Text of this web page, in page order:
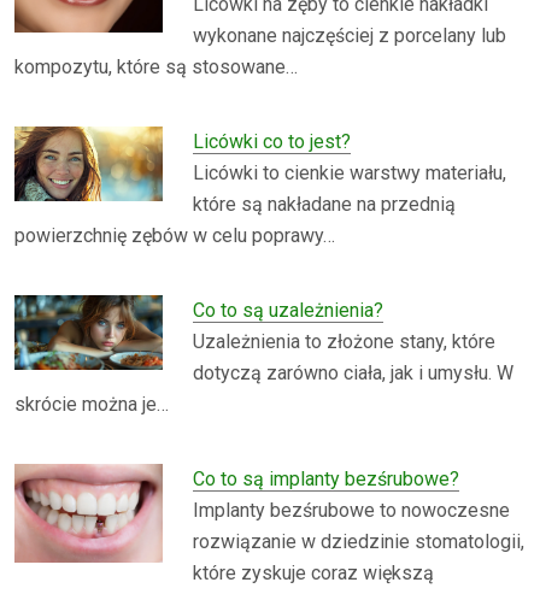
wykonane najczęściej z porcelany lub
kompozytu, które są stosowane…
Licówki co to jest?
Licówki to cienkie warstwy materiału,
które są nakładane na przednią
powierzchnię zębów w celu poprawy…
Co to są uzależnienia?
Uzależnienia to złożone stany, które
dotyczą zarówno ciała, jak i umysłu. W
skrócie można je…
Co to są implanty bezśrubowe?
Implanty bezśrubowe to nowoczesne
rozwiązanie w dziedzinie stomatologii,
które zyskuje coraz większą